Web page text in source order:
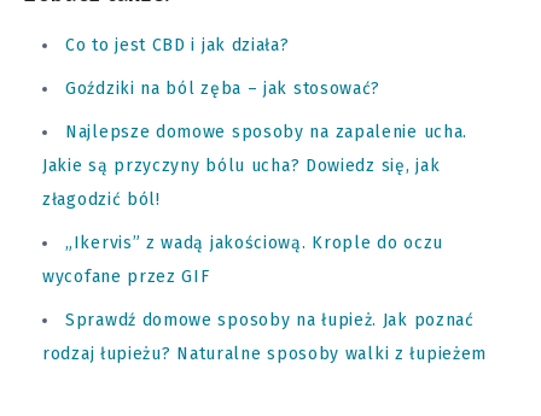
Co to jest CBD i jak działa?
Goździki na ból zęba – jak stosować?
Najlepsze domowe sposoby na zapalenie ucha.
Jakie są przyczyny bólu ucha? Dowiedz się, jak
złagodzić ból!
„Ikervis” z wadą jakościową. Krople do oczu
wycofane przez GIF
Sprawdź domowe sposoby na łupież. Jak poznać
rodzaj łupieżu? Naturalne sposoby walki z łupieżem